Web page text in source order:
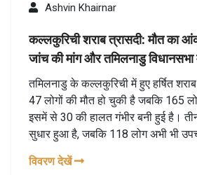
Ashvin Khairnar
कल्लकुरिची शराब त्रासदी: मौत का
जांच की मांग और तमिलनाडु विधानसभा
तमिलनाडु के कल्लकुरिची में हुए हर्षित
47 लोगों की मौत हो चुकी है जबकि 165
इसमें से 30 की हालत गंभीर बनी हुई है।
सुधार हुआ है, जबकि 118 लोग अभी भी
हैं।
विवरण देखें